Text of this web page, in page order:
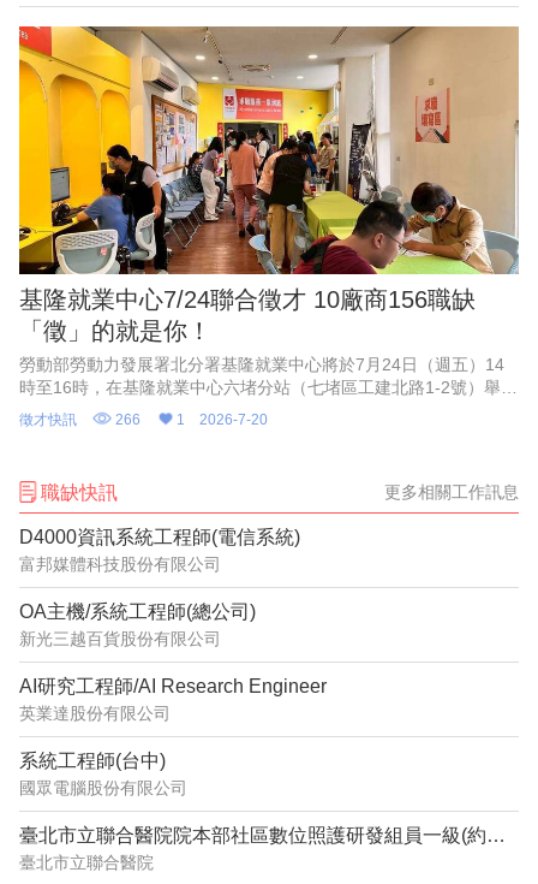
基隆就業中心7/24聯合徵才 10廠商156職缺
「徵」的就是你！
勞動部勞動力發展署北分署基隆就業中心將於7月24日（週五）14
時至16時，在基隆就業中心六堵分站（七堵區工建北路1-2號）舉辦
聯合徵才活動，邀請基隆及汐止地區共10家優質廠商，提供近156
個工作機會。
徵才快訊 266 1 2026-7-20
職缺快訊 更多相關工作訊息
D4000資訊系統工程師(電信系統)
富邦媒體科技股份有限公司
OA主機/系統工程師(總公司)
新光三越百貨股份有限公司
AI研究工程師/AI Research Engineer
英業達股份有限公司
系統工程師(台中)
國眾電腦股份有限公司
臺北市立聯合醫院院本部社區數位照護研發組員一級(約用)管理師(系統分析設計)1150632
臺北市立聯合醫院